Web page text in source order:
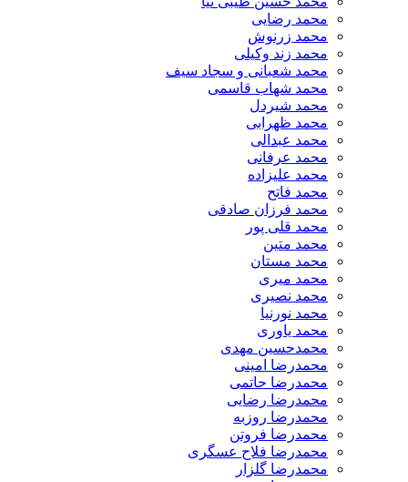
محمد رضایی
محمد زرنوش
محمد زند وکیلی
محمد شعبانی و سجاد سیف
محمد شهاب قاسمی
​محمد شیردل
محمد ظهرابی
محمد عبدالی
محمد عرفانی
محمد علیزاده
محمد فاتح
محمد فرزان صادقی
محمد قلی پور
محمد متین
محمد مستان
محمد میری
محمد نصیری
محمد نورنیا
محمد یاوری
محمدحسین مهدی
محمدرضا امینی
محمدرضا حاتمی
محمدرضا رضایی
محمدرضا روزبه
محمدرضا فروتن
محمدرضا فلاح عسگری
محمدرضا گلزار